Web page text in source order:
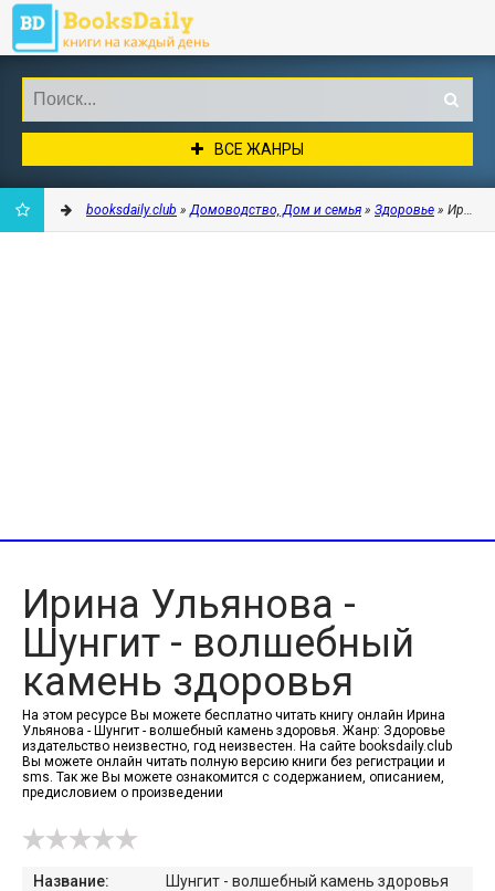
ВСЕ ЖАНРЫ
booksdaily.club »Домоводство, Дом и семья » Здоровье » Ирина
Ирина Ульянова -
Шунгит - волшебный
камень здоровья
На этом ресурсе Вы можете бесплатно читать книгу онлайн Ирина
Ульянова - Шунгит - волшебный камень здоровья. Жанр: Здоровье
издательство неизвестно, год неизвестен. На сайте booksdaily.club
Вы можете онлайн читать полную версию книги без регистрации и
sms. Так же Вы можете ознакомится с содержанием, описанием,
предисловием о произведении
Название: Шунгит - волшебный камень здоровья